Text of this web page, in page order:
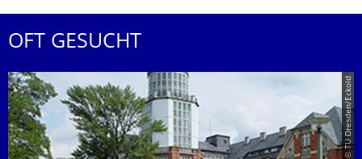
OFT GESUCHT
© TU Dresden/Eckold